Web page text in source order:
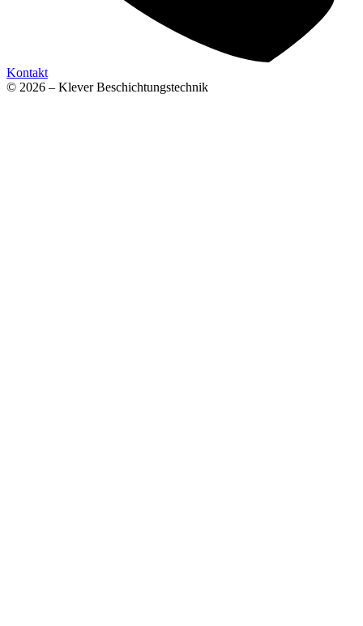
Kontakt
© 2026 – Klever Beschichtungstechnik